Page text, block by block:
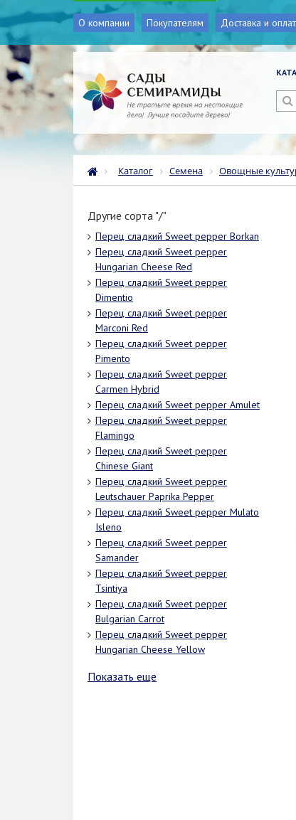
О компании Покупателям Доставка и
Каталог Семена Овощные
Другие сорта "/"
Перец сладкий Sweet pepper Borkan
Перец сладкий Sweet pepper
Hungarian Cheese Red
Перец сладкий Sweet pepper
Dimentio
Перец сладкий Sweet pepper
Marconi Red
Перец сладкий Sweet pepper
Pimento
Перец сладкий Sweet pepper
Carmen Hybrid
Перец сладкий Sweet pepper Amulet
Перец сладкий Sweet pepper
Flamingo
Перец сладкий Sweet pepper
Chinese Giant
Перец сладкий Sweet pepper
Leutschauer Paprika Pepper
Перец сладкий Sweet pepper Mulato
Isleno
Перец сладкий Sweet pepper
Samander
Перец сладкий Sweet pepper
Tsintiya
Перец сладкий Sweet pepper
Bulgarian Carrot
Перец сладкий Sweet pepper
Hungarian Cheese Yellow
Показать еще